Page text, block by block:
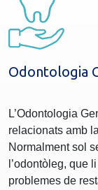
Odontologia
L’Odontologia
relacionats amb
Normalment sol
l’odontòleg, que
problemes de